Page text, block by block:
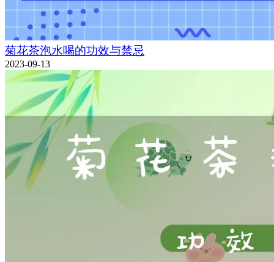
菊花茶泡水喝的功效与禁忌
2023-09-13